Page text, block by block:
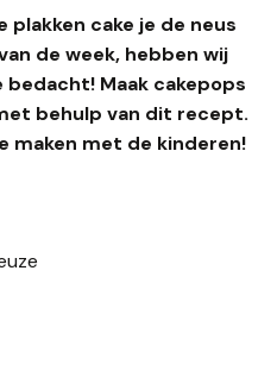
cake je de neus
de week, hebben wij
bedacht! Maak cakepops
behulp van dit recept.
maken met de kinderen!